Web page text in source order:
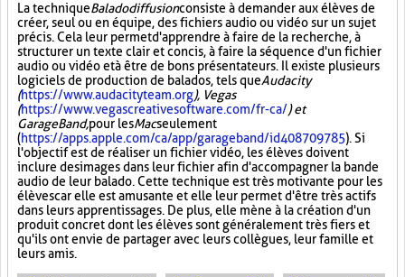
La techniqueBaladodiffusionconsiste à demander aux élèves de
créer, seul ou en équipe, des fichiers audio ou vidéo sur un sujet
précis. Cela leur permet d'apprendre à faire de la recherche, à
structurer un texte clair et concis, à faire la séquence d'un fichier
audio ou vidéo et à être de bons présentateurs. Il existe plusieurs
logiciels de production de balados, tels queAudacity
(https://www.audacityteam.org), Vegas
(https://www.vegascreativesoftware.com/fr-ca/) et
GarageBand,pour lesMacseulement
(https://apps.apple.com/ca/app/garageband/id408709785). Si
l'objectif est de réaliser un fichier vidéo, les élèves doivent
inclure des images dans leur fichier afin d'accompagner la bande
audio de leur balado. Cette technique est très motivante pour les
élèves car elle est amusante et elle leur permet d'être très actifs
dans leurs apprentissages. De plus, elle mène à la création d'un
produit concret dont les élèves sont généralement très fiers et
qu'ils ont envie de partager avec leurs collègues, leur famille et
leurs amis.